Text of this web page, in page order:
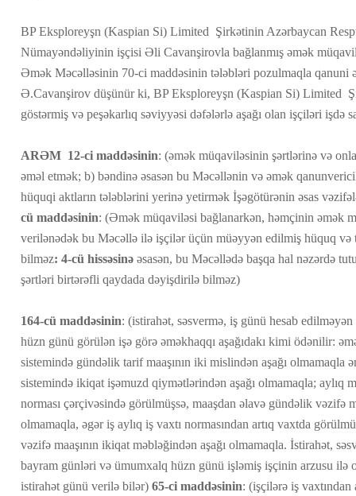
BP Eksploreyşn (Kaspian Si) Limited Şirkətinin Azərbaycan
Nümayəndəliyinin işçisi Əli Cavanşirovla bağlanmış əmək
Əmək Məcəlləsinin 70-ci maddəsinin tələbləri pozulmaqla qanuni
Ə.Cavanşirov düşünür ki, BP Eksploreyşn (Kaspian Si) Limited
göstərmiş və peşəkarlıq səviyyəsi dəfələrlə aşağı olan işçiləri işdə
ARƏM 12-ci maddəsinin: (əmək müqaviləsinin şərtlərinə və
əməl etmək; b) bəndinə əsasən bu Məcəllənin və əmək
hüquqi aktların tələblərini yerinə yetirmək İşəgötürənin əsas
cü maddəsinin: (Əmək müqaviləsi bağlanarkən, həmçinin əmək
verilənədək bu Məcəllə ilə işçilər üçün müəyyən edilmiş hüquq və
bilməz: 4-cü hissəsinə əsasən, bu Məcəllədə başqa hal nəzərdə
şərtləri birtərəfli qaydada dəyişdirilə bilməz)
164-cü maddəsinin: (istirahət, səsvermə, iş günü hesab
hüzn günü görülən işə görə əməkhaqqı aşağıdakı kimi ödənilir:
sistemində gündəlik tarif maaşının iki mislindən aşağı olmamaqla
sistemində ikiqat işəmuzd qiymətlərindən aşağı olmamaqla; aylıq
norması çərçivəsində görülmüşsə, maaşdan əlavə gündəlik vəzifə
olmamaqla, əgər iş aylıq iş vaxtı normasından artıq vaxtda
vəzifə maaşının ikiqat məbləğindən aşağı olmamaqla. İstirahət,
bayram günləri və ümumxalq hüzn günü işləmiş işçinin arzusu ilə
istirahət günü verilə bilər) 65-ci maddəsinin: (işçilərə iş